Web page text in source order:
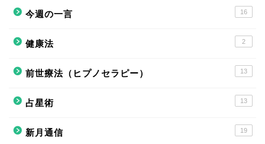
今週の一言 16
健康法 2
前世療法（ヒプノセラピー） 13
占星術 13
新月通信 19